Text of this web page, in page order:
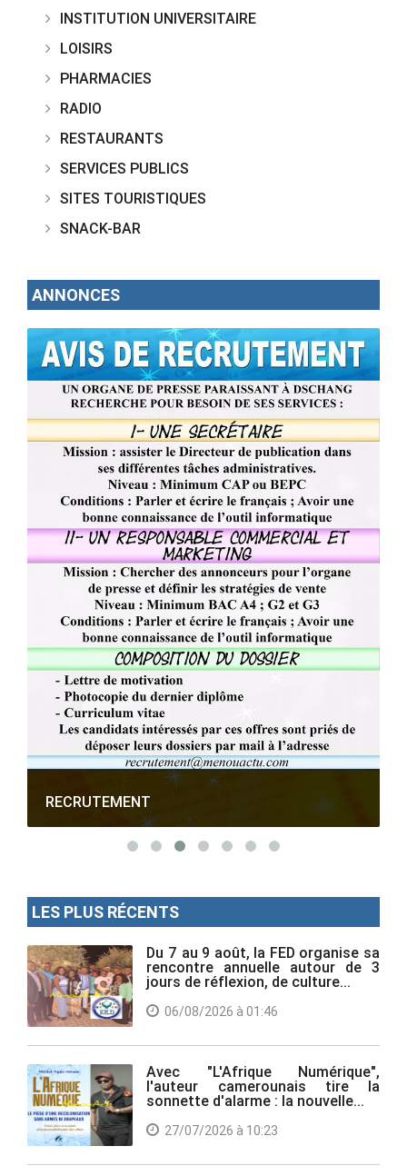
INSTITUTION UNIVERSITAIRE
LOISIRS
PHARMACIES
RADIO
RESTAURANTS
SERVICES PUBLICS
SITES TOURISTIQUES
SNACK-BAR
ANNONCES
RECRUTEMENT
LES PLUS RÉCENTS
Du 7 au 9 août, la FED organise sa
rencontre annuelle autour de 3
jours de réflexion, de culture...
06/08/2026 à 01:46
Avec "L'Afrique Numérique",
l'auteur camerounais tire la
sonnette d'alarme : la nouvelle...
27/07/2026 à 10:23